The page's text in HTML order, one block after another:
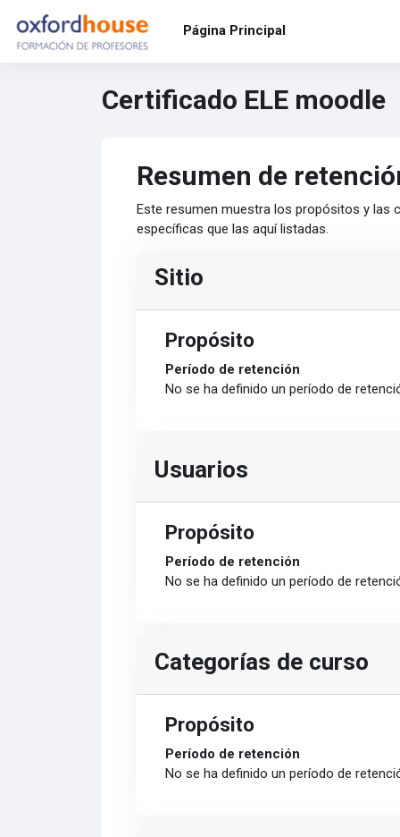
Página Principal
Certificado ELE moodle
Resumen de
Este resumen muestra los propósitos y las
específicas que las aquí listadas.
Sitio
Propósito
Período de retención
No se ha definido un período de
Usuarios
Propósito
Período de retención
No se ha definido un período de
Categorías de curso
Propósito
Período de retención
No se ha definido un período de